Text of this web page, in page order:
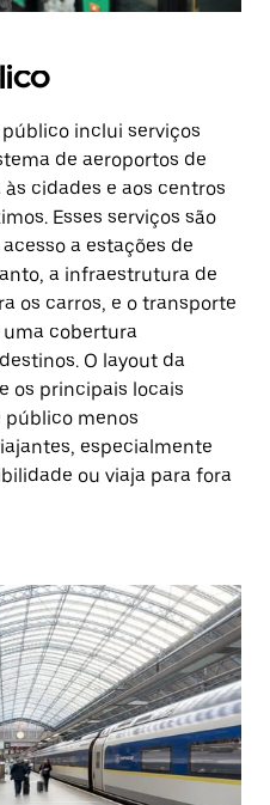
inclui serviços
de aeroportos de
cidades e aos centros
Esses serviços são
a estações de
a infraestrutura de
os carros, e o transporte
cobertura
O layout da
os principais locais
menos
especialmente
ou viaja para fora